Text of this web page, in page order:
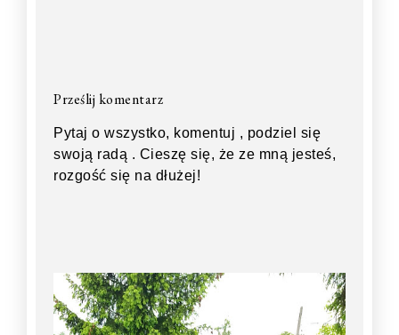
Prześlij komentarz
Pytaj o wszystko, komentuj , podziel się
swoją radą . Cieszę się, że ze mną jesteś,
rozgość się na dłużej!